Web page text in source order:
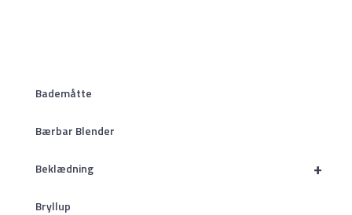
Bademåtte
Bærbar Blender
+
Beklædning
Bryllup